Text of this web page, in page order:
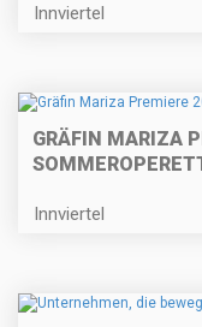
Innviertel
GRÄFIN MARIZA
Innviertel